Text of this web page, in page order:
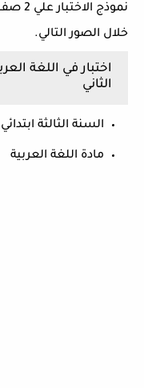
خلال الصور التالي.
اختبار في اللغة
الثاني
السنة الثالثة ابتدائي
مادة اللغة العربية